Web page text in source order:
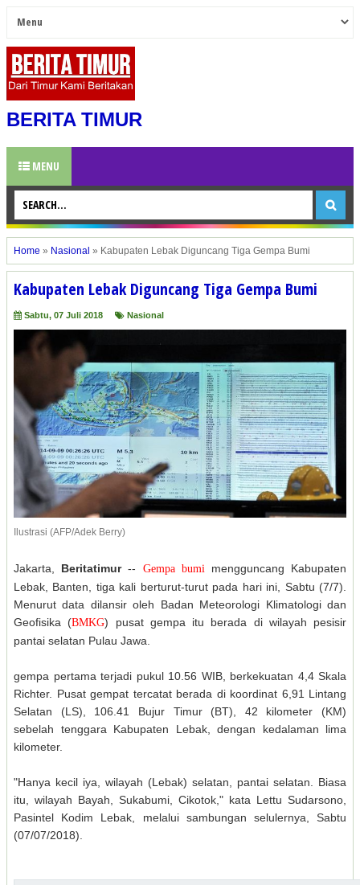
BERITA TIMUR
MENU
Home » Nasional » Kabupaten Lebak Diguncang Tiga Gempa Bumi
Kabupaten Lebak Diguncang Tiga Gempa Bumi
Sabtu, 07 Juli 2018 Nasional
Ilustrasi (AFP/Adek Berry)
Jakarta, Beritatimur-- Gempa bumi mengguncang Kabupaten
Lebak, Banten, tiga kali berturut-turut pada hari ini, Sabtu (7/7).
Menurut data dilansir oleh Badan Meteorologi Klimatologi dan
Geofisika (BMKG) pusat gempa itu berada di wilayah pesisir
pantai selatan Pulau Jawa.
gempa pertama terjadi pukul 10.56 WIB, berkekuatan 4,4 Skala
Richter. Pusat gempat tercatat berada di koordinat 6,91 Lintang
Selatan (LS), 106.41 Bujur Timur (BT), 42 kilometer (KM)
sebelah tenggara Kabupaten Lebak, dengan kedalaman lima
kilometer.
"Hanya kecil iya, wilayah (Lebak) selatan, pantai selatan. Biasa
itu, wilayah Bayah, Sukabumi, Cikotok," kata Lettu Sudarsono,
Pasintel Kodim Lebak, melalui sambungan selulernya, Sabtu
(07/07/2018).